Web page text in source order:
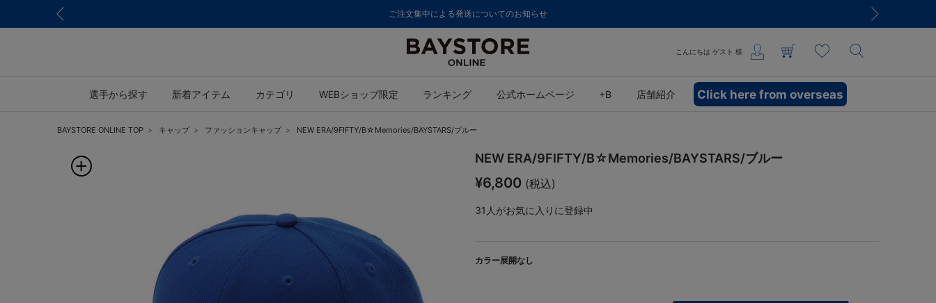
ご注文集中による発送についてのお知らせ
こんにちは ゲスト 様
選手から探す 新着アイテム カテゴリ WEBショップ限定 ランキング 公式ホームページ +B 店舗紹介 Click here from overseas
BAYSTORE ONLINE TOP キャップ ファッションキャップ NEW ERA/9FIFTY/B☆Memories/BAYSTARS/ブルー
NEW ERA/9FIFTY/B☆Memories/BAYSTARS/ブルー
¥6,800 (税込)
31 人がお気に入りに登録中
カラー展開なし